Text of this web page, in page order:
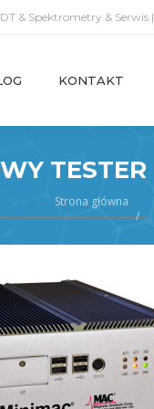
& Spektrometry & Serwis |
KONTAKT
TESTER
Strona główna